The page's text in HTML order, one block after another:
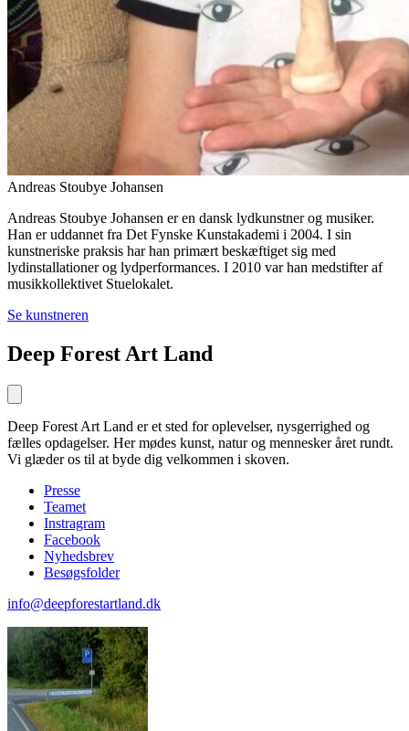
Andreas Stoubye Johansen
Andreas Stoubye Johansen er en dansk lydkunstner og musiker.
Han er uddannet fra Det Fynske Kunstakademi i 2004. I sin
kunstneriske praksis har han primært beskæftiget sig med
lydinstallationer og lydperformances. I 2010 var han medstifter af
musikkollektivet Stuelokalet.
Se kunstneren
Deep Forest Art Land
Deep Forest Art Land er et sted for oplevelser, nysgerrighed og
fælles opdagelser. Her mødes kunst, natur og mennesker året rundt.
Vi glæder os til at byde dig velkommen i skoven.
Presse
Teamet
Instragram
Facebook
Nyhedsbrev
Besøgsfolder
info@deepforestartland.dk